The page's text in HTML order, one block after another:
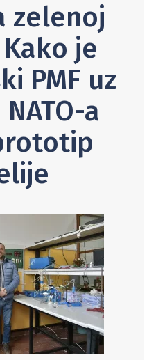
zelenoj
je
PMF uz
a